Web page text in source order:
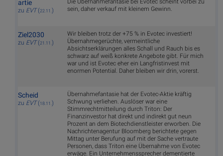
artie
zu EVT(22.11.)
Die Übernahmefantasie bei Evotec scheint vorbei zu
sein, daher verkauf mit kleinem Gewinn.
Ziel2030
zu EVT(21.11.)
Wir bleiben trotz der +75 % in Evotec investiert!
Übernahmegerüchte, vermeintliche
Absichtserklärungen alles Schall und Rauch bis es
schwarz auf weiß konkrete Angebote gibt. Für mich
war und ist Evotec eher ein Langfristinvest mit
enormen Potential. Daher bleiben wir drin, vorerst.
Scheid
zu EVT( 18.11.)
Übernahmefantasie hat der Evotec-Aktie kräftig
Schwung verliehen. Auslöser war eine
Stimmrechtmitteilung durch Triton: Der
Finanzinvestor hat direkt und indirekt gut neun
Prozent an dem Biotechdienstleister erworben. Die
Nachrichtenagentur Bloomberg berichtete gegen
Mittag unter Berufung auf mit der Sache vertraute
Personen, dass Triton eine Übernahme von Evotec
erwäge. Ein Unternehmenssprecher dementierte